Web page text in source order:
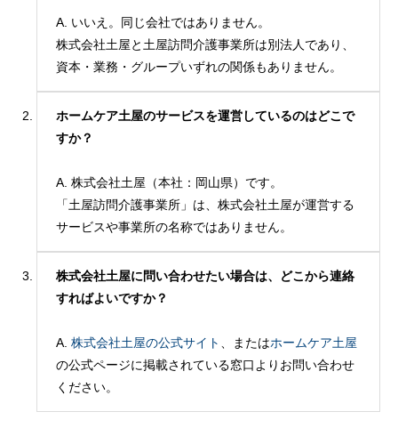
A. いいえ。同じ会社ではありません。
株式会社土屋と土屋訪問介護事業所は別法人であり、
資本・業務・グループいずれの関係もありません。
ホームケア土屋のサービスを運営しているのはどこで
すか？
A. 株式会社土屋（本社：岡山県）です。
「土屋訪問介護事業所」は、株式会社土屋が運営する
サービスや事業所の名称ではありません。
株式会社土屋に問い合わせたい場合は、どこから連絡
すればよいですか？
A. 株式会社土屋の公式サイト 、またはホームケア土屋
の公式ページに掲載されている窓口よりお問い合わせ
ください。